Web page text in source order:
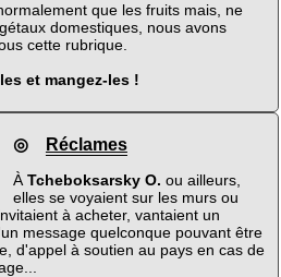
que les fruits mais, ne
domestiques, nous avons
cette rubrique.
et mangez-les !
◎ Réclames
À Tcheboksarsky O. ou ailleurs,
elles se voyaient sur les murs ou
à acheter, vantaient un
message quelconque pouvant être
d'appel à soutien au pays en cas de